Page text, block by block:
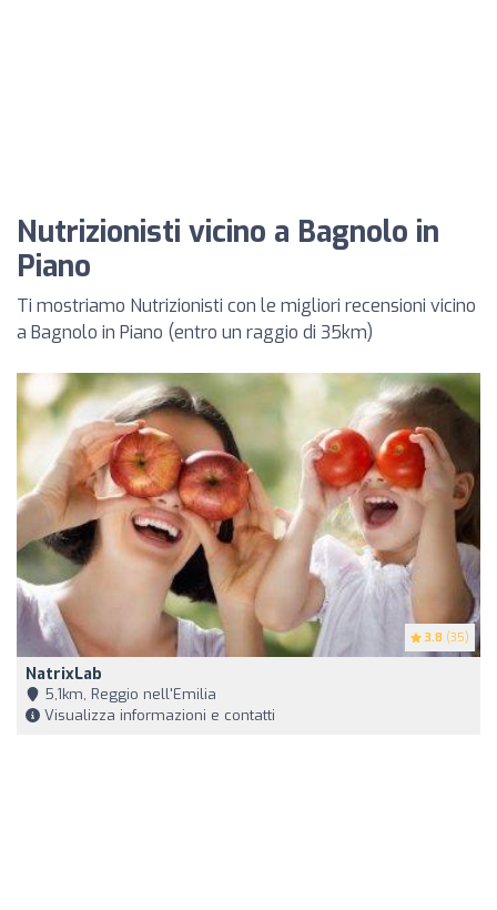
Nutrizionisti vicino a Bagnolo in
Piano
Ti mostriamo Nutrizionisti con le migliori recensioni vicino
a Bagnolo in Piano (entro un raggio di 35km)
3.8 (35)
NatrixLab
5,1km, Reggio nell'Emilia
Visualizza informazioni e contatti